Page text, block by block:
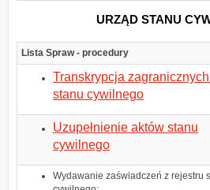
URZĄD STANU
Lista Spraw - procedury
Transkrypcja
stanu cywilnego
Uzupełnienie aktów stanu
cywilnego
Wydawanie zaświadczeń z rejestru